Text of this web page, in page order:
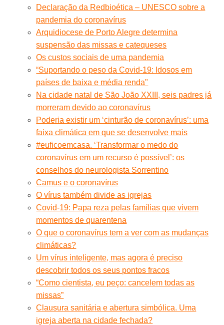
Declaração da Redbioética – UNESCO sobre a
pandemia do coronavírus
Arquidiocese de Porto Alegre determina
suspensão das missas e catequeses
Os custos sociais de uma pandemia
“Suportando o peso da Covid-19: Idosos em
países de baixa e média renda"
Na cidade natal de São João XXIII, seis padres já
morreram devido ao coronavírus
Poderia existir um ‘cinturão de coronavírus’: uma
faixa climática em que se desenvolve mais
#euficoemcasa. ‘Transformar o medo do
coronavírus em um recurso é possível’: os
conselhos do neurologista Sorrentino
Camus e o coronavírus
O vírus também divide as igrejas
Covid-19: Papa reza pelas famílias que vivem
momentos de quarentena
O que o coronavírus tem a ver com as mudanças
climáticas?
Um vírus inteligente, mas agora é preciso
descobrir todos os seus pontos fracos
“Como cientista, eu peço: cancelem todas as
missas”
Clausura sanitária e abertura simbólica. Uma
igreja aberta na cidade fechada?